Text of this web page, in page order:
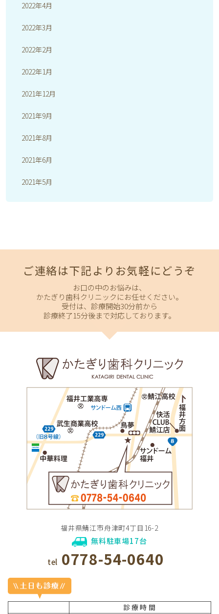
2022年4月
2022年3月
2022年2月
2022年1月
2021年12月
2021年9月
2021年8月
2021年6月
2021年5月
ご連絡は下記よりお気軽にどうぞ
お口の中のお悩みは、
かたぎり歯科クリニックにお任せください。
受付は、診療開始30分前から
診療終了15分後まで対応しております。
福井県鯖江市舟津町4丁目16-2
無料駐車場17台
tel 0778-54-0640
診療時間